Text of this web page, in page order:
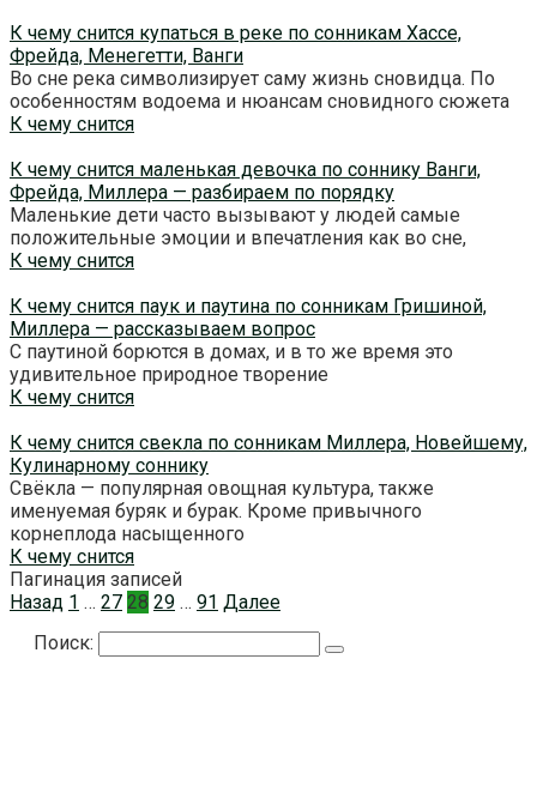
К чему снится купаться в реке по сонникам Хассе,
Фрейда, Менегетти, Ванги
Во сне река символизирует саму жизнь сновидца. По
особенностям водоема и нюансам сновидного сюжета
К чему снится
К чему снится маленькая девочка по соннику Ванги,
Фрейда, Миллера — разбираем по порядку
Маленькие дети часто вызывают у людей самые
положительные эмоции и впечатления как во сне,
К чему снится
К чему снится паук и паутина по сонникам Гришиной,
Миллера — рассказываем вопрос
С паутиной борются в домах, и в то же время это
удивительное природное творение
К чему снится
К чему снится свекла по сонникам Миллера, Новейшему,
Кулинарному соннику
Свёкла — популярная овощная культура, также
именуемая буряк и бурак. Кроме привычного
корнеплода насыщенного
К чему снится
Пагинация записей
Назад 1 … 27 28 29 … 91 Далее
Поиск: